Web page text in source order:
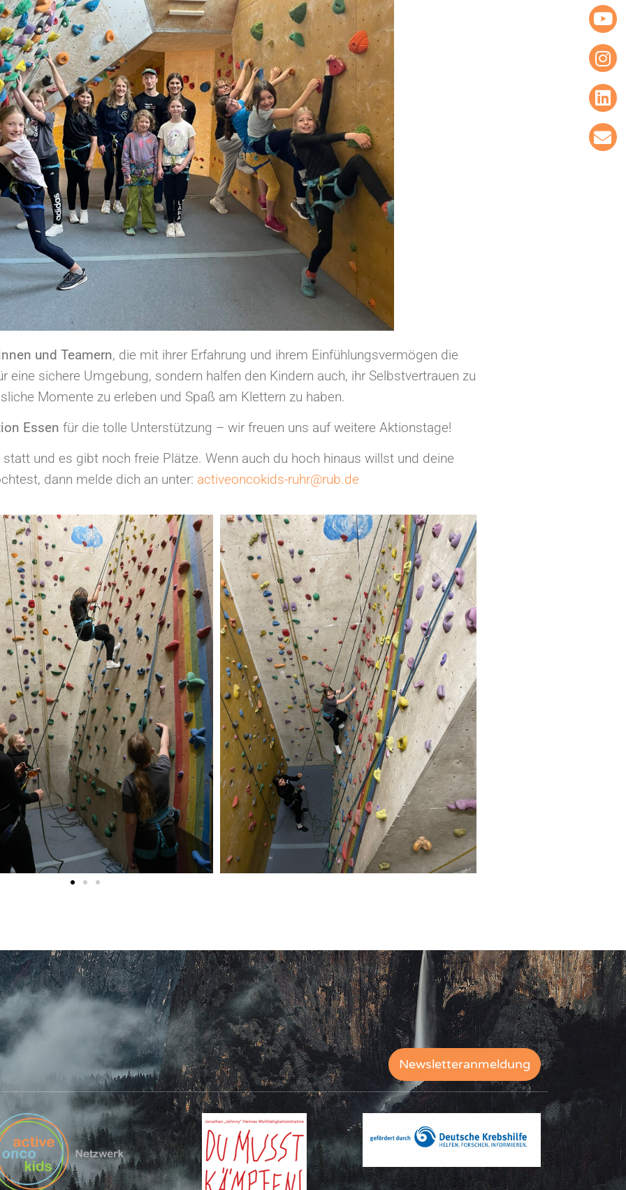
und Teamern, die mit ihrer Erfahrung und ihrem Einfühlungsvermögen die
sichere Umgebung, sondern halfen den Kindern auch, ihr Selbstvertrauen zu
Momente zu erleben und Spaß am Klettern zu haben.
Essen für die tolle Unterstützung – wir freuen uns auf weitere Aktionstage!
und es gibt noch freie Plätze. Wenn auch du hoch hinaus willst und deine
dann melde dich an unter: activeoncokids-ruhr@rub.de
Newsletteranmeldung